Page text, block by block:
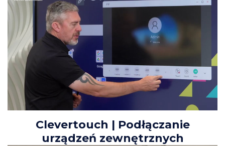
Clevertouch | Podłączanie
urządzeń zewnętrznych